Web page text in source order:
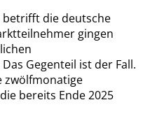
betrifft die deutsche
gingen
Gegenteil ist der Fall.
zwölfmonatige
bereits Ende 2025